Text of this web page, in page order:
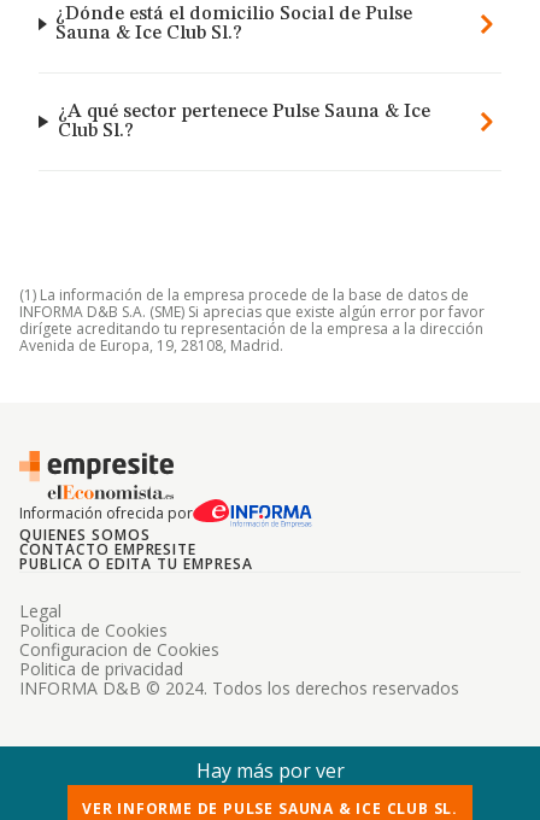
¿Dónde está el domicilio Social de Pulse
Sauna & Ice Club Sl.?
¿A qué sector pertenece Pulse Sauna & Ice
Club Sl.?
(1) La información de la empresa procede de la base de datos de
INFORMA D&B S.A. (SME) Si aprecias que existe algún error por favor
dirígete acreditando tu representación de la empresa a la dirección
Avenida de Europa, 19, 28108, Madrid.
Información ofrecida por
QUIENES SOMOS
CONTACTO EMPRESITE
PUBLICA O EDITA TU EMPRESA
INFORMA D&B © 2024. Todos los derechos reservados
Legal
Politica de Cookies
Configuracion de Cookies
Politica de privacidad
Hay más por ver
VER INFORME DE PULSE SAUNA & ICE CLUB SL.